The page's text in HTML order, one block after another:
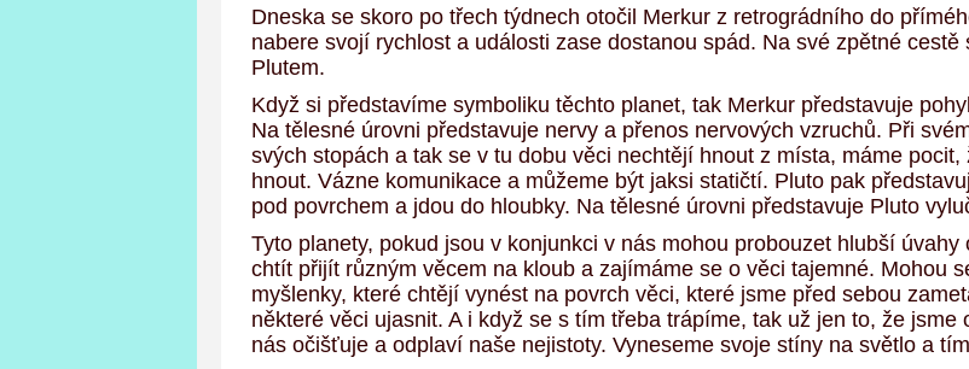
Dneska se skoro po třech týdnech otočil Merkur z retrográdního do
nabere svojí rychlost a události zase dostanou spád. Na své zpětné
Plutem.
Když si představíme symboliku těchto planet, tak Merkur představuje
Na tělesné úrovni představuje nervy a přenos nervových vzruchů. Při
svých stopách a tak se v tu dobu věci nechtějí hnout z místa, máme
hnout. Vázne komunikace a můžeme být jaksi statičtí. Pluto pak
pod povrchem a jdou do hloubky. Na tělesné úrovni představuje Pluto
Tyto planety, pokud jsou v konjunkci v nás mohou probouzet hlubší
chtít přijít různým věcem na kloub a zajímáme se o věci tajemné. Mohou
myšlenky, které chtějí vynést na povrch věci, které jsme před sebou
některé věci ujasnit. A i když se s tím třeba trápíme, tak už jen to, že
nás očišťuje a odplaví naše nejistoty. Vyneseme svoje stíny na světlo a